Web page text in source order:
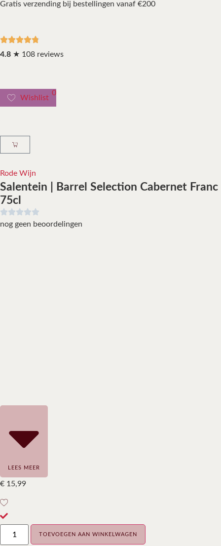
Gratis verzending bij bestellingen vanaf €200
4.8 ★ 108 reviews
Wishlist
0
Rode Wijn
Salentein | Barrel Selection Cabernet Franc
75cl
nog geen beoordelingen
LEES MEER
€ 15,99
TOEVOEGEN AAN WINKELWAGEN